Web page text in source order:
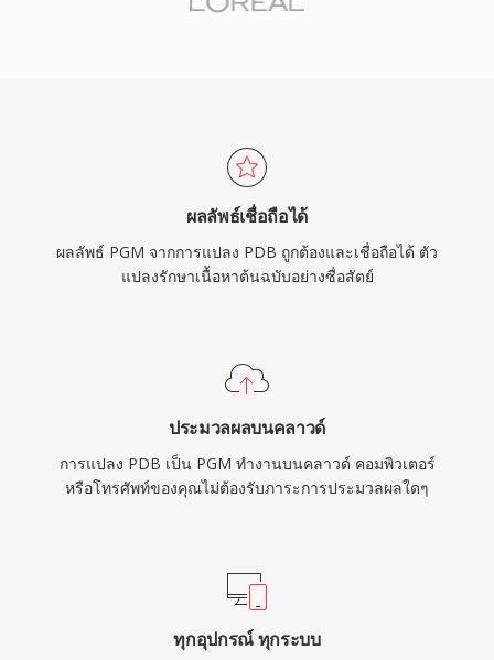
ผลลัพธ์เชื่อถือได้
ผลลัพธ์ PGM จากการแปลง PDB ถูกต้องและเชื่อถือได้ ตัว
แปลงรักษาเนื้อหาต้นฉบับอย่างซื่อสัตย์
ประมวลผลบนคลาวด์
การแปลง PDB เป็น PGM ทำงานบนคลาวด์ คอมพิวเตอร์
หรือโทรศัพท์ของคุณไม่ต้องรับภาระการประมวลผลใดๆ
ทุกอุปกรณ์ ทุกระบบ